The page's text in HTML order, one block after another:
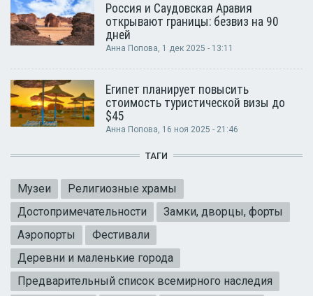
Россия и Саудовская Аравия
открывают границы: безвиз на 90
дней
Анна Попова, 1 дек 2025 - 13:11
Египет планирует повысить
стоимость туристической визы до
$45
Анна Попова, 16 ноя 2025 - 21:46
ТАГИ
Музеи
Религиозные храмы
Достопримечательности
Замки, дворцы, форты
Аэропорты
Фестивали
Деревни и маленькие города
Предварительный список всемирного наследия